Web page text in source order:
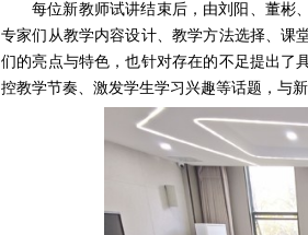
每位新教师试讲结束后，由刘阳、董彬
专家们从教学内容设计、教学方法选择、课
们的亮点与特色，也针对存在的不足提出了
控教学节奏、激发学生学习兴趣等话题，与